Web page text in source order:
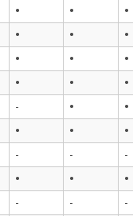
• • •
• • •
• • •
• • •
- • •
• • •
- - -
• • •
- - -